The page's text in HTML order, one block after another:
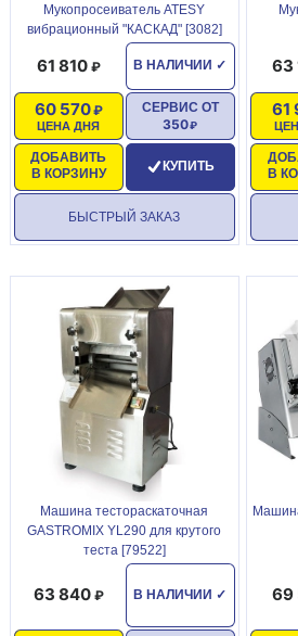
Мукопросеиватель ATESY
вибрационный "КАСКАД" [3082]
В НАЛИЧИИ ✓
61 810
ЦЕНА ДНЯ
60 570
ДОБАВИТЬ
В КОРЗИНУ
СЕРВИС ОТ
350
КУПИТЬ
БЫСТРЫЙ ЗАКАЗ
63
61
В
Машина тестораскаточная
GASTROMIX YL290 для крутого
теста [79522]
В НАЛИЧИИ ✓
63 840 69